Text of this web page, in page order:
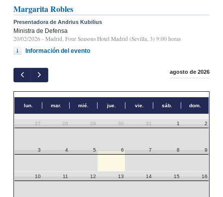
Margarita Robles
Presentadora de Andrius Kubilius
Ministra de Defensa
20/02/2026 - Madrid, Four Seasons Hotel Madrid (Sevilla, 3) 9:00 horas
Información del evento
agosto de 2026
lun. mar. mié. jue. vie. sáb. dom.
27 28 29 30 31 1 2
3 4 5 6 7 8 9
10 11 12 13 14 15 16